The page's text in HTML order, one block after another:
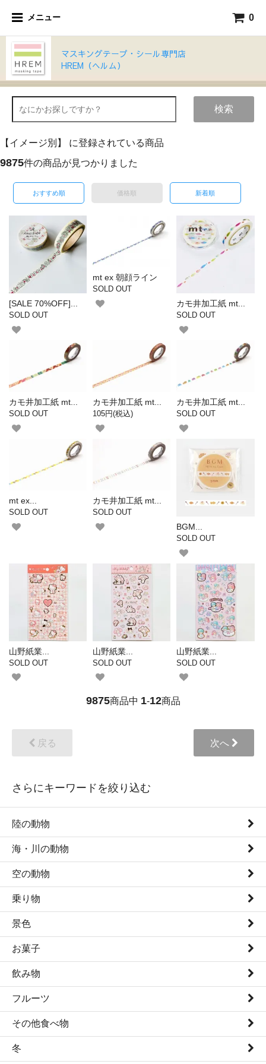
メニュー 0
マスキングテープ・シール専門店
HREM（ヘルム）
検索
【イメージ別】 に登録されている商品
9875件の商品が見つかりました
おすすめ順 価格順 新着順
[SALE 70%OFF]...
SOLD OUT
mt ex 朝顔ライン
SOLD OUT
カモ井加工紙 mt...
SOLD OUT
カモ井加工紙 mt...
SOLD OUT
カモ井加工紙 mt...
105円(税込)
カモ井加工紙 mt...
SOLD OUT
mt ex...
SOLD OUT
カモ井加工紙 mt...
SOLD OUT
BGM...
SOLD OUT
山野紙業...
SOLD OUT
山野紙業...
SOLD OUT
山野紙業...
SOLD OUT
9875商品中 1-12商品
戻る 次へ
さらにキーワードを絞り込む
陸の動物
海・川の動物
空の動物
乗り物
景色
お菓子
飲み物
フルーツ
その他食べ物
冬